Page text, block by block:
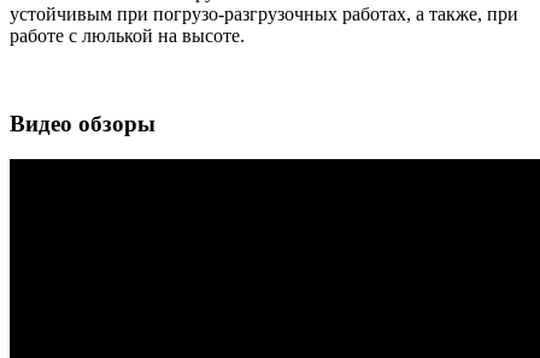
устойчивым при погрузо-разгрузочных работах, а также, при
работе с люлькой на высоте.
Видео обзоры